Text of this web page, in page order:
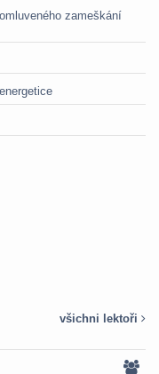
zameškání
všichni lektoři